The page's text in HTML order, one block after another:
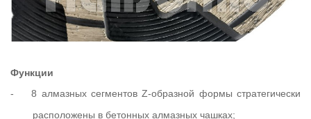
Функции
-
8 алмазных сегментов Z-образной формы стратегически
расположены в бетонных алмазных чашках;